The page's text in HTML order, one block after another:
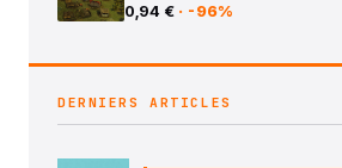
0,94 € · -96%
DERNIERS ARTICLES